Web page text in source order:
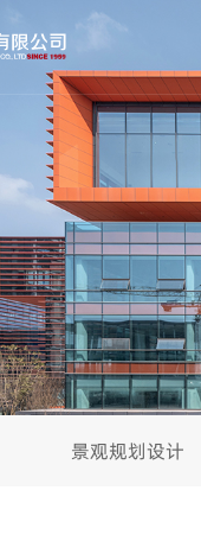
景观规划设计